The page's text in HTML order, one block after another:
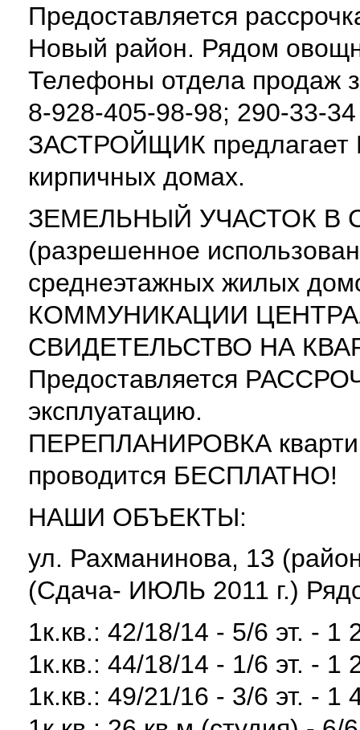
Предоставляется
Новый район. Рядом
Телефоны отдела продаж
8-928-405-98-98; 290-33-34
ЗАСТРОЙЩИК предлагает
кирпичных домах.
ЗЕМЕЛЬНЫЙ УЧАСТОК В
(разрешенное
среднеэтажных жилых
КОММУНИКАЦИИ
СВИДЕТЕЛЬСТВО НА
Предоставляется
эксплуатацию.
ПЕРЕПЛАНИРОВКА
проводится БЕСПЛАТНО!
НАШИ ОБЪЕКТЫ:
ул. Рахманинова, 13
(Сдача- ИЮЛЬ 2011 г.)
1к.кв.: 42/18/14 - 5/6 эт. - 1
1к.кв.: 44/18/14 - 1/6 эт. - 1
1к.кв.: 49/21/16 - 3/6 эт. - 1